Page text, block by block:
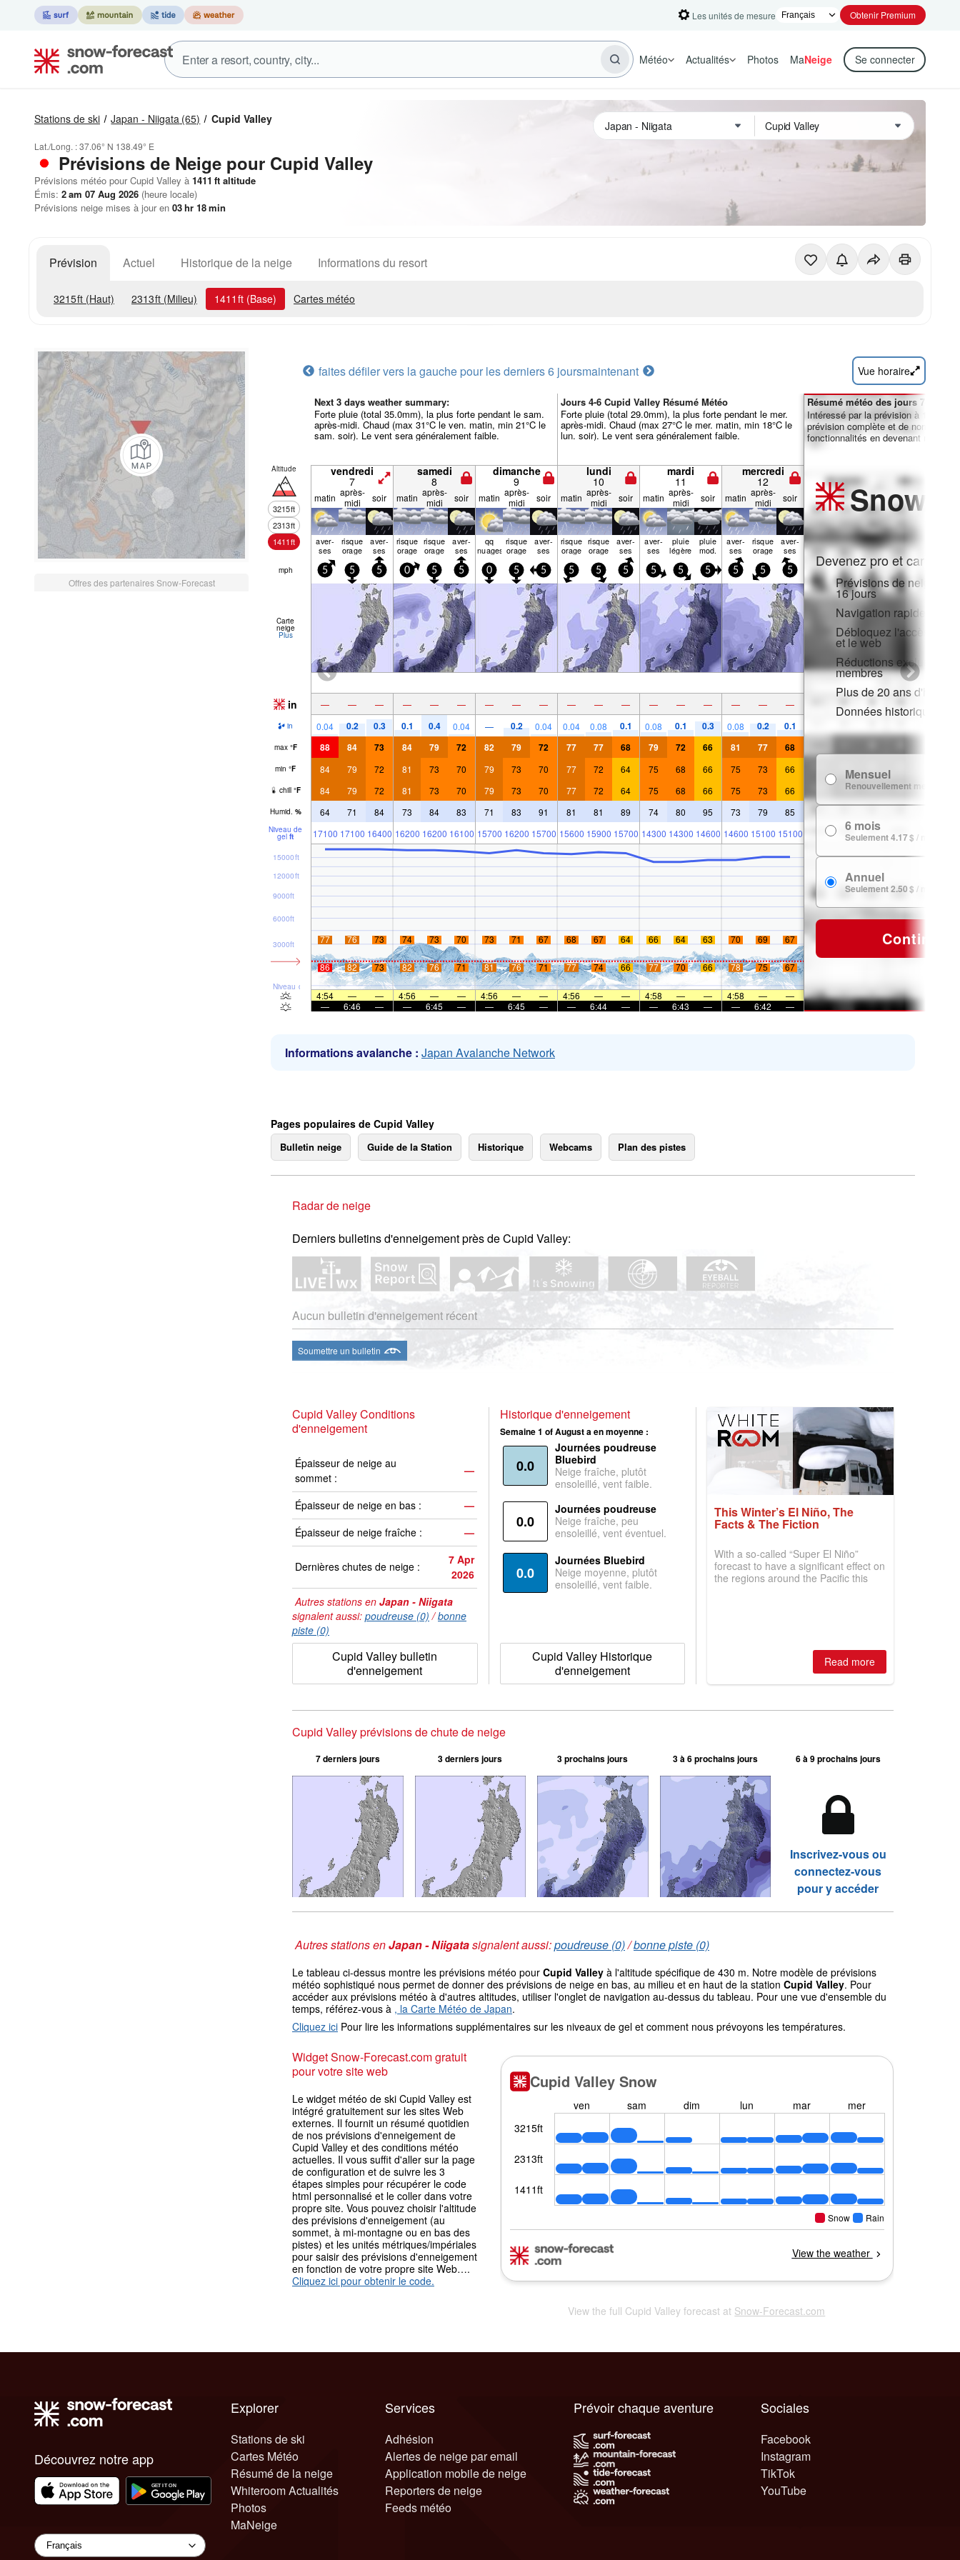
Les unités de mesure Obtenir Premium
Météo Actualités Photos MaNeige Se connecter
Stations de ski Japan - Niigata (65) Cupid Valley
Lat./Long. :37.06° N 138.49° E
Prévisions de Neige pour Cupid Valley
Prévisions météo pour Cupid Valley à 1411 ft altitude
Émis: 2 am 07 Aug 2026 (heure locale)
Prévisions neige mises à jour en 03hr 18min
Prévision Actuel Historique de la neige Informations du resort
3215ft (Haut) 2313ft (Milieu) 1411 ft (Base) Cartes météo
Offres des partenaires Snow-Forecast
faites défiler vers la gauche pour les derniers 6 joursmaintenant Vue horaire
Next 3 days weather summary:
Forte pluie (total 35.0mm), la plus forte pendant le sam.
après-midi. Chaud (max 31°C le ven. matin, min 21°C le
sam. soir). Le vent sera généralement faible.
Jours 4-6 Cupid Valley Résumé Météo
Forte pluie (total 29.0mm), la plus forte pendant le mer.
après-midi. Chaud (max 27°C le mer. matin, min 18°C le
lun. soir). Le vent sera généralement faible.
Altitude
3215ft
2313ft
1411ft
vendredi
7
samedi
8
dimanche
9
lundi
10
mardi
11
mercredi
12
matin après-
midi
soir matin après-
midi
soir matin après-
midi
soir matin après-
midi
soir matin après-
midi
soir matin après-
midi
soir
aver­
ses
risque
orage
aver­
ses
risque
orage
risque
orage
aver­
ses
qq
nuages
risque
orage
aver­
ses
risque
orage
risque
orage
aver­
ses
aver­
ses
pluie
légère
pluie
mod.
aver­
ses
risque
orage
aver­
ses
mph 5 5 5 0 5 5 0 5 5 5 5 5 5 5 5 5 5 5
Carte
neige
Plus
in — — — — — — — — — — — — — — — — — —
in 0.04 0.2 0.3 0.1 0.4 0.04 — 0.2 0.04 0.04 0.08 0.1 0.08 0.1 0.3 0.08 0.2 0.1
max °F 88 84 73 84 79 72 82 79 72 77 77 68 79 72 66 81 77 68
min °F 84 79 72 81 73 70 79 73 70 77 72 64 75 68 66 75 73 66
chill °F 84 79 72 81 73 70 79 73 70 77 72 64 75 68 66 75 73 66
Humid. % 64 71 84 73 84 83 71 83 91 81 81 89 74 80 95 73 79 85
Niveau de
gel ft 17100 17100 16400 16200 16200 16100 15700 16200 15700 15600 15900 15700 14300 14300 14600 14600 15100 15100
Niveau de la mer
3000ft
6000ft
9000ft
12000ft
15000ft
77 76 73 74 73 70 73 71 67 68 67 64 66 64 63 70 69 67
86 82 73 82 76 71 81 76 71 77 74 66 77 70 66 78 75 67
4:54 — — 4:56 — — 4:56 — — 4:56 — — 4:58 — — 4:58 —
—
—
6:46 — — 6:45 — — 6:45 — — 6:44 — — 6:43 — — 6:42 —
Résumé météo des jours 7-16 :
Intéressé par la prévision à 16 jours
prévision complète et de
fonctionnalités en devenant membre
Snow
Devenez pro et carve en:
Prévisions de neige
16 jours
Navigation rapide sans
Débloquez l'accès
et le web
Réductions exclusives
membres
Plus de 20 ans
Données historiques
Mensuel
Renouvellement mensuel
6 mois
Seulement 4.17 $ / mois
Annuel
Seulement 2.50 $ / mois
Continuer
Informations avalanche : Japan Avalanche Network
Pages populaires de Cupid Valley
Bulletin neige Guide de la Station Historique Webcams Plan des pistes
Radar de neige
Derniers bulletins d'enneigement près de Cupid Valley:
Aucun bulletin d'enneigement récent
Soumettre un bulletin
Cupid Valley Conditions
d'enneigement
Épaisseur de neige au
sommet :
—
Épaisseur de neige en bas :
—
Épaisseur de neige fraîche :
—
Dernières chutes de neige :
7 Apr
2026
Autres stations en Japan - Niigata
signalent aussi: poudreuse (0) /bonne
piste (0)
Cupid Valley bulletin
d'enneigement
Historique d'enneigement
Semaine 1 of August a en moyenne :
0.0
Journées poudreuse
Bluebird
Neige fraîche, plutôt
ensoleillé, vent faible.
0.0
Journées poudreuse
Neige fraîche, peu
ensoleillé, vent éventuel.
0.0
Journées Bluebird
Neige moyenne, plutôt
ensoleillé, vent faible.
Cupid Valley Historique
d'enneigement
This Winter’s El Niño, The
Facts & The Fiction
With a so-called “Super El Niño”
forecast to have a significant effect on
the regions around the Pacific this
Read more
Cupid Valley prévisions de chute de neige
7 derniers jours 3 derniers jours 3 prochains jours 3 à 6 prochains jours 6 à 9 prochains jours
Inscrivez-vous ou
connectez-vous
pour y accéder
Autres stations enJapan - Niigatasignalent aussi:poudreuse (0)/bonne piste (0)
Le tableau ci-dessus montre les prévisions météo pour Cupid Valley à l'altitude spécifique de 430 m. Notre modèle de prévisions
météo sophistiqué nous permet de donner des prévisions de neige en bas, au milieu et en haut de la station Cupid Valley. Pour
accéder aux prévisions météo à d'autres altitudes, utiliser l'onglet de navigation au-dessus du tableau. Pour une vue d'ensemble du
temps, référez-vous à , la Carte Météo de Japan.
Cliquez ici Pour lire les informations supplémentaires sur les niveaux de gel et comment nous prévoyons les températures.
Widget Snow-Forecast.com gratuit
pour votre site web
Le widget météo de ski Cupid Valley est
intégré gratuitement sur les sites Web
externes. Il fournit un résumé quotidien
de nos prévisions d'enneigement de
Cupid Valley et des conditions météo
actuelles. Il vous suffit d'aller sur la page
de configuration et de suivre les 3
étapes simples pour récupérer le code
html personnalisé et le coller dans votre
propre site. Vous pouvez choisir l'altitude
des prévisions d'enneigement (au
sommet, à mi-montagne ou en bas des
pistes) et les unités métriques/impériales
pour saisir des prévisions d'enneigement
en fonction de votre propre site Web….
Cliquez ici pour obtenir le code.
View the full Cupid Valley forecast at Snow-Forecast.com
Découvrez notre app
Explorer
Stations de ski
Cartes Météo
Résumé de la neige
Whiteroom Actualités
Photos
MaNeige
Services
Adhésion
Alertes de neige par email
Application mobile de neige
Reporters de neige
Feeds météo
Sociales
Facebook
Instagram
TikTok
YouTube
Prévoir chaque aventure